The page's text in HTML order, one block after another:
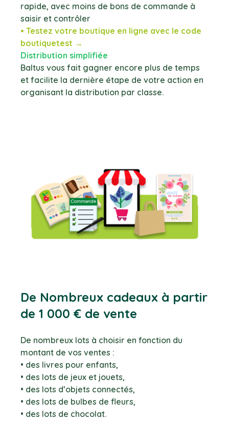
rapide, avec moins de bons de commande à
saisir et contrôler
• Testez votre boutique en ligne avec le code
boutiquetest →
Distribution simplifiée
Baltus vous fait gagner encore plus de temps
et facilite la dernière étape de votre action en
organisant la distribution par classe.
De Nombreux cadeaux à partir
de 1 000 € de vente
De nombreux lots à choisir en fonction du
montant de vos ventes :
• des livres pour enfants,
• des lots de jeux et jouets,
• des lots d’objets connectés,
• des lots de bulbes de fleurs,
• des lots de chocolat.